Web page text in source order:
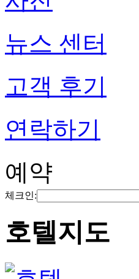
뉴스 센터
고객 후기
연락하기
예약
체크인:
호텔지도